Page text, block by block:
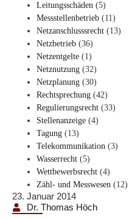
23. Januar 2014
Dr. Thomas Höch
Leitungsschäden (5)
Messstellenbetrieb (11)
Netzanschlusssrecht (13)
Netzbetrieb (36)
Netzentgelte (1)
Netznutzung (32)
Netzplanung (30)
Rechtsprechung (42)
Regulierungsrecht (33)
Stellenanzeige (4)
Tagung (13)
Telekommunikation (3)
Wasserrecht (5)
Wettbewerbsrecht (4)
Zähl- und Messwesen (12)